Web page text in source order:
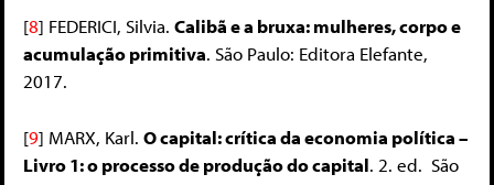
[8] FEDERICI, Silvia. Calibã e a bruxa: mulheres, corpo e
acumulação primitiva. São Paulo: Editora Elefante,
2017.
[9] MARX, Karl. O capital: crítica da economia política –
Livro 1: o processo de produção do capital. 2. ed. São